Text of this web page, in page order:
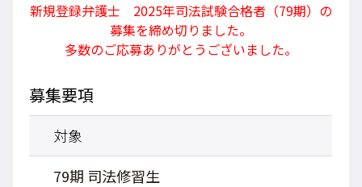
新規登録弁護士 2025年司法試験合格者（79期）の
募集を締め切りました。
多数のご応募ありがとうございました。
募集要項
対象
79期 司法修習生